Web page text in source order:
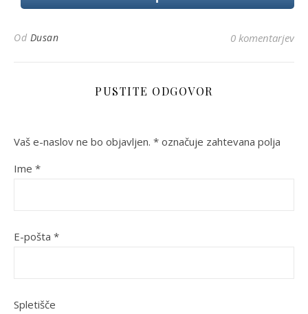
Od Dusan 0 komentarjev
PUSTITE ODGOVOR
Vaš e-naslov ne bo objavljen. * označuje zahtevana polja
Ime *
E-pošta *
Spletišče